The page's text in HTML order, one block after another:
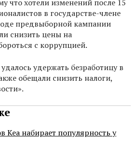
что хотели изменений после 15
в государстве-члене
предвыборной кампании
снизить цены на
с коррупцией.
удержать безработицу в
обещали снизить налоги,
Кеа набирает популярность у